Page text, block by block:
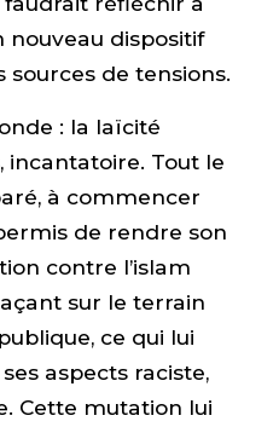
nouveau dispositif
sources de tensions.
: la laïcité
incantatoire. Tout le
à commencer
de rendre son
contre l’islam
sur le terrain
ce qui lui
aspects raciste,
Cette mutation lui